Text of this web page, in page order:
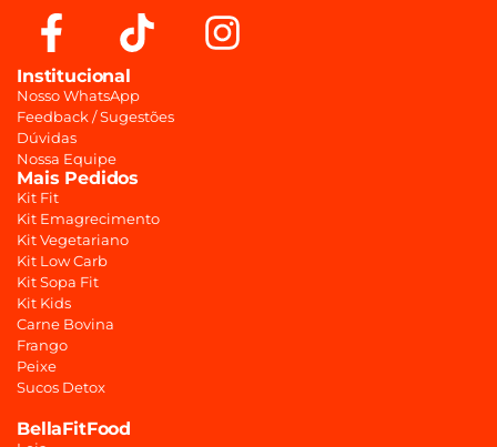
Institucional
Nosso WhatsApp
Feedback / Sugestões
Dúvidas
Nossa Equipe
Mais Pedidos
Kit Fit
Kit Emagrecimento
Kit Vegetariano
Kit Low Carb
Kit Sopa Fit
Kit Kids
Carne Bovina
Frango
Peixe
Sucos Detox
BellaFitFood